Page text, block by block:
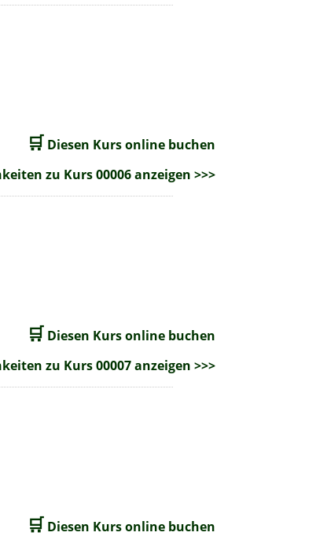
🛒 Diesen Kurs online buchen
zu Kurs 00006 anzeigen >>>
🛒 Diesen Kurs online buchen
zu Kurs 00007 anzeigen >>>
🛒 Diesen Kurs online buchen